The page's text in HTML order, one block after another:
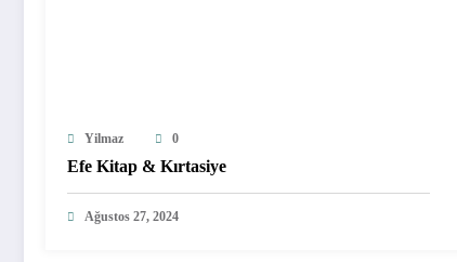
Yilmaz 0
Efe Kitap & Kırtasiye
Ağustos 27, 2024